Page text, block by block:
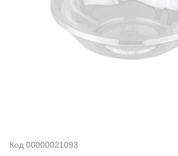
Код 00000021093